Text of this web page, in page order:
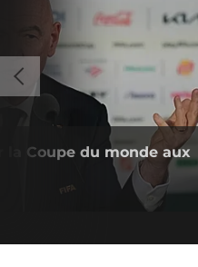
Coupe du monde aux